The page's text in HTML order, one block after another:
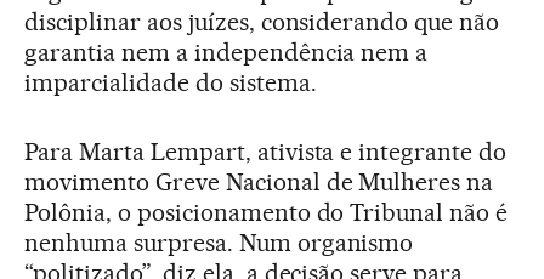
disciplinar aos juízes, considerando que não
garantia nem a independência nem a
imparcialidade do sistema.
Para Marta Lempart, ativista e integrante do
movimento Greve Nacional de Mulheres na
Polônia, o posicionamento do Tribunal não é
nenhuma surpresa. Num organismo
“politizado”, diz ela, a decisão serve para